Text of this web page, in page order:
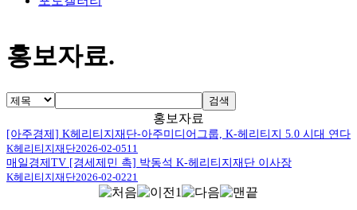
홍보자료.
검색
홍보자료
[아주경제] K헤리티지재단-아주미디어그룹, K-헤리티지 5.0 시대 연다
K헤리티지재단2026-02-0511
매일경제TV [경세제민 촉] 박동석 K-헤리티지재단 이사장
K헤리티지재단2026-02-0221
1